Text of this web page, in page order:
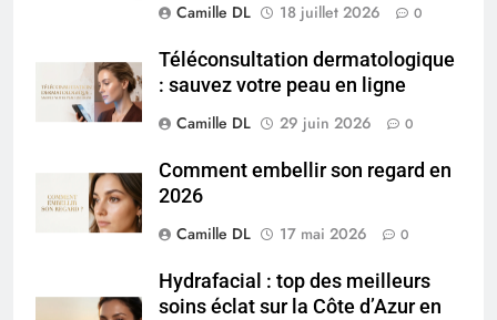
Camille DL
18 juillet 2026 0
Téléconsultation dermatologique
: sauvez votre peau en ligne
Camille DL
29 juin 2026 0
Comment embellir son regard en
2026
Camille DL
17 mai 2026 0
Hydrafacial : top des meilleurs
soins éclat sur la Côte d’Azur en